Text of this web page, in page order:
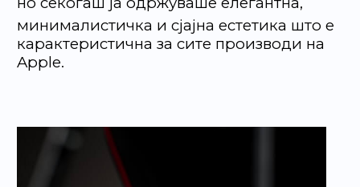
минималистичка и сјајна естетика што е
карактеристична за сите производи на
Apple.